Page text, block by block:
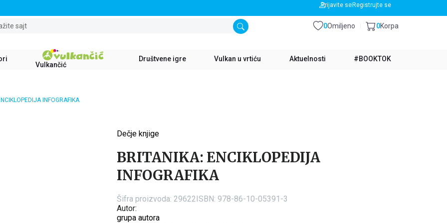
BESPLATNA DOSTAVA ZA IZNOS PREKO 3500 RSD
Prijavite se Registrujte se
sajt Omiljeno
0 Korpa
0
Vulkančić
Društvene igre Vulkan u vrtiću Aktuelnosti #BOOKTOK
INFOGRAFIKA
Dečje knjige
BRITANIKA: ENCIKLOPEDIJA
INFOGRAFIKA
Šifra proizvoda: 29622ISBN: 978-86-10-05391-3
Autor:
grupa autora